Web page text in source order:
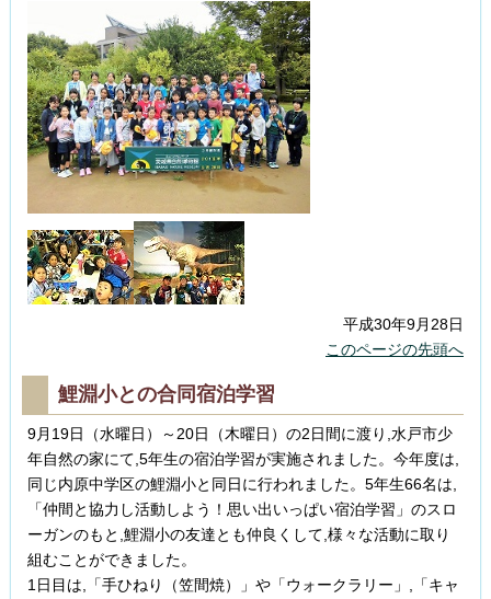
平成30年9月28日
このページの先頭へ
鯉淵小との合同宿泊学習
9月19日（水曜日）～20日（木曜日）の2日間に渡り,水戸市少
年自然の家にて,5年生の宿泊学習が実施されました。今年度は,
同じ内原中学区の鯉淵小と同日に行われました。5年生66名は,
「仲間と協力し活動しよう！思い出いっぱい宿泊学習」のスロ
ーガンのもと,鯉淵小の友達とも仲良くして,様々な活動に取り
組むことができました。
1日目は,「手ひねり（笠間焼）」や「ウォークラリー」,「キャ